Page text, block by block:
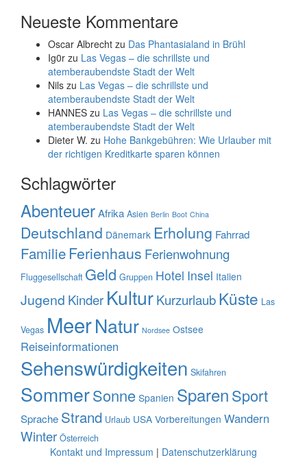
Neueste Kommentare
Oscar Albrecht zu Das Phantasialand in Brühl
Ig0r zu Las Vegas – die schrillste und
atemberaubendste Stadt der Welt
Nils zu Las Vegas – die schrillste und
atemberaubendste Stadt der Welt
HANNES zu Las Vegas – die schrillste und
atemberaubendste Stadt der Welt
Dieter W. zu Hohe Bankgebühren: Wie Urlauber mit
der richtigen Kreditkarte sparen können
Schlagwörter
AbenteuerAfrika Asien Berlin Boot China
Deutschland Dänemark Erholung Fahrrad
Familie Ferienhaus Ferienwohnung
Fluggesellschaft Geld Gruppen Hotel Insel Italien
Jugend Kinder KulturKurzurlaubKüste Las
Vegas MeerNatur Nordsee Ostsee
Reiseinformationen
Sehenswürdigkeiten Skifahren
SommerSonne Spanien SparenSport
Sprache Strand Urlaub USA Vorbereitungen Wandern
Winter Österreich
Kontakt und Impressum | Datenschutzerklärung